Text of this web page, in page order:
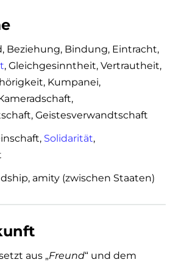
Beziehung, Bindung, Eintracht,
, Gleichgesinntheit, Vertrautheit,
Kumpanei,
Geistesverwandtschaft
Solidarität,
amity (zwischen Staaten)
aus „Freund“ und dem